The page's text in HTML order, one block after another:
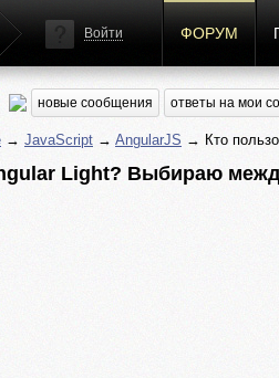
Войти ФОРУМ
новые сообщения ответы на мои
→ JavaScript → AngularJS → Кто
Light? Выбираю